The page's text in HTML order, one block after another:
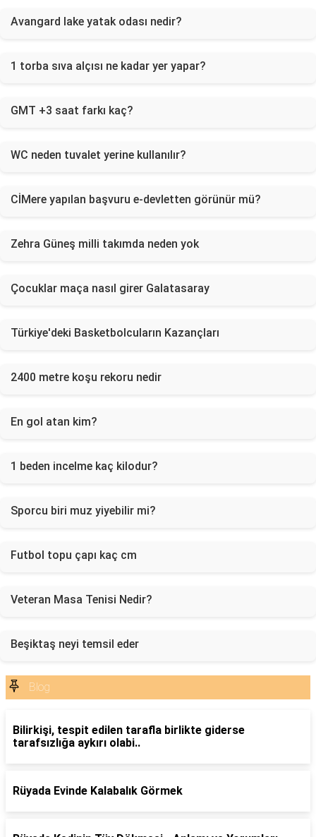
Avangard lake yatak odası nedir?
1 torba sıva alçısı ne kadar yer yapar?
GMT +3 saat farkı kaç?
WC neden tuvalet yerine kullanılır?
CİMere yapılan başvuru e-devletten görünür mü?
Zehra Güneş milli takımda neden yok
Çocuklar maça nasıl girer Galatasaray
Türkiye'deki Basketbolcuların Kazançları
2400 metre koşu rekoru nedir
En gol atan kim?
1 beden incelme kaç kilodur?
Sporcu biri muz yiyebilir mi?
Futbol topu çapı kaç cm
Veteran Masa Tenisi Nedir?
Beşiktaş neyi temsil eder
Blog
Bilirkişi, tespit edilen tarafla birlikte giderse
tarafsızlığa aykırı olabi..
Rüyada Evinde Kalabalık Görmek